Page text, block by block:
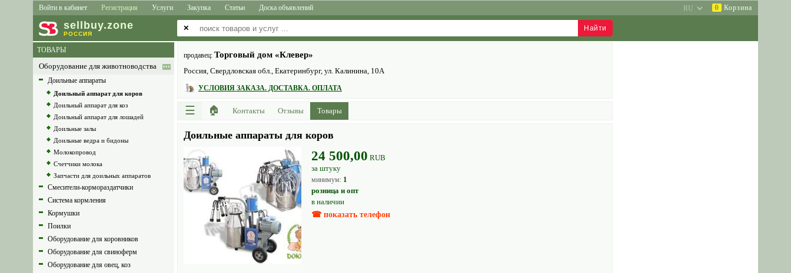
Войти в кабинет Регистрация Услуги Закупка Статьи Доска объявлений 0 Корзина
sell buy.zone
РОССИЯ
✕
ТОВАРЫ
Оборудование для животноводства
Доильные аппараты
Доильный аппарат для коров
Доильный аппарат для коз
Доильный аппарат для лошадей
Доильные залы
Доильные ведра и бидоны
Молокопровод
Счетчики молока
Запчасти для доильных аппаратов
Смесители-кормораздатчики
Система кормления
Кормушки
Поилки
Оборудование для коровников
Оборудование для свиноферм
Оборудование для овец, коз
продавец: Торговый дом «Клевер»
Россия, Свердловская обл., Eкатеринбург, ул. Калинина, 10А
УСЛОВИЯ ЗАКАЗА. ДОСТАВКА. ОПЛАТА
☰ 🏠 Контакты Отзывы Товары
Доильные аппараты для коров
24 500,00 RUB
за штуку
минимум: 1
розница и опт
в наличии
☎ показать телефон